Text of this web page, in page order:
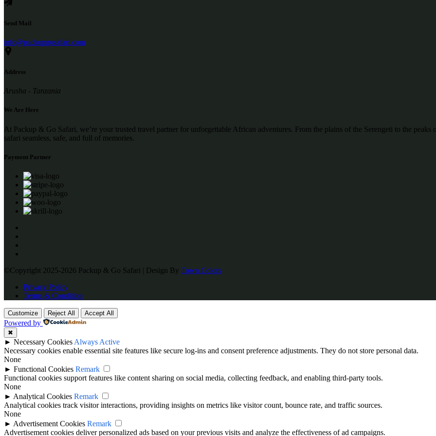
Send Mail
info@packupgosafari.com
Address
Arusha - Tanzania
We Are Here
At Packup & Go Safari, we’re your trusted travel partner for unforgettable African adventures. From the plains of the Serengeti to the
safari seamless, safe, and full of memories.
Payment Partner
©Copyright 2025-2026 Packup & Go Safari | Design By Town Colors
Privacy Policy
Terms & Condition
Customize Reject All Accept All
Powered by
✖
► Necessary Cookies Always Active
Necessary cookies enable essential site features like secure log-ins and consent preference adjustments. They do not store personal data.
None
► Functional Cookies Remark
Functional cookies support features like content sharing on social media, collecting feedback, and enabling third-party tools.
None
► Analytical Cookies Remark
Analytical cookies track visitor interactions, providing insights on metrics like visitor count, bounce rate, and traffic sources.
None
► Advertisement Cookies Remark
Advertisement cookies deliver personalized ads based on your previous visits and analyze the effectiveness of ad campaigns.